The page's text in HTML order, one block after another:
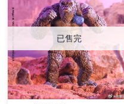
已售完